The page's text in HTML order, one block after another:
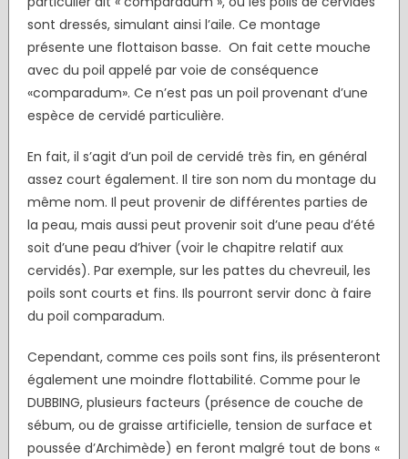
sont dressés, simulant ainsi l’aile. Ce montage
présente une flottaison basse. On fait cette mouche
avec du poil appelé par voie de conséquence
«comparadum». Ce n’est pas un poil provenant d’une
espèce de cervidé particulière.
En fait, il s’agit d’un poil de cervidé très fin, en général
assez court également. Il tire son nom du montage du
même nom. Il peut provenir de différentes parties de
la peau, mais aussi peut provenir soit d’une peau d’été
soit d’une peau d’hiver (voir le chapitre relatif aux
cervidés). Par exemple, sur les pattes du chevreuil, les
poils sont courts et fins. Ils pourront servir donc à faire
du poil comparadum.
Cependant, comme ces poils sont fins, ils présenteront
également une moindre flottabilité. Comme pour le
DUBBING, plusieurs facteurs (présence de couche de
sébum, ou de graisse artificielle, tension de surface et
poussée d’Archimède) en feront malgré tout de bons «